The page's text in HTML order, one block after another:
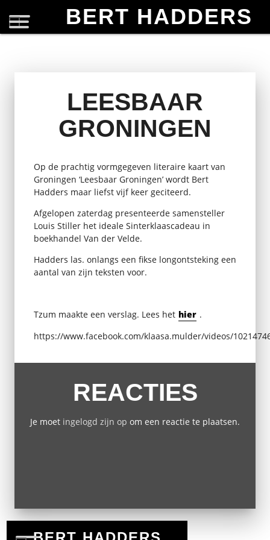
BERT HADDERS
LEESBAAR
GRONINGEN
Op de prachtig vormgegeven literaire kaart van
Groningen ‘Leesbaar Groningen’ wordt Bert
Hadders maar liefst vijf keer geciteerd.
Afgelopen zaterdag presenteerde samensteller
Louis Stiller het ideale Sinterklaascadeau in
boekhandel Van der Velde.
Hadders las. onlangs een fikse longontsteking een
aantal van zijn teksten voor.
Tzum maakte een verslag. Lees het hier .
https://www.facebook.com/klaasa.mulder/videos/
REACTIES
Je moet ingelogd zijn op om een reactie te plaatsen.